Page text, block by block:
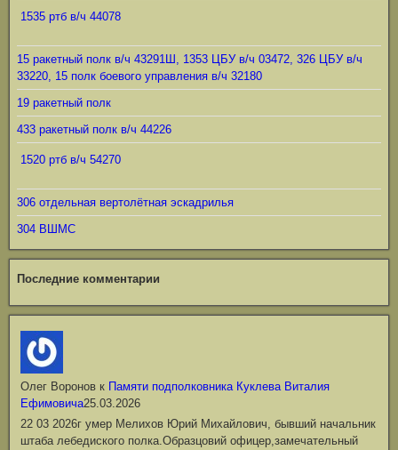
1535 ртб в/ч 44078
15 ракетный полк в/ч 43291Ш, 1353 ЦБУ в/ч 03472, 326 ЦБУ в/ч
33220, 15 полк боевого управления в/ч 32180
19 ракетный полк
433 ракетный полк в/ч 44226
1520 ртб в/ч 54270
306 отдельная вертолётная эскадрилья
304 ВШМС
Последние комментарии
Олег Воронов к Памяти подполковника Куклева Виталия
Ефимовича25.03.2026
22 03 2026г умер Мелихов Юрий Михайлович, бывший начальник
штаба лебедиского полка.Образцовий офицер,замечательный